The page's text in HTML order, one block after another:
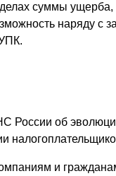
суммы ущерба,
наряду с
России об
и